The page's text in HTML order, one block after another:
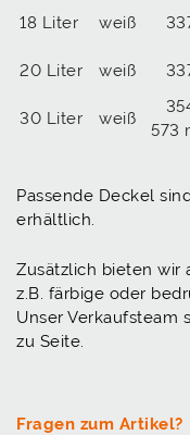
18 Liter
weiß
20 Liter
weiß
30 Liter
weiß
573
Passende Deckel
erhältlich.
Zusätzlich bieten wir
z.B. färbige oder
Unser Verkaufsteam
zu Seite.
Fragen zum Artikel?